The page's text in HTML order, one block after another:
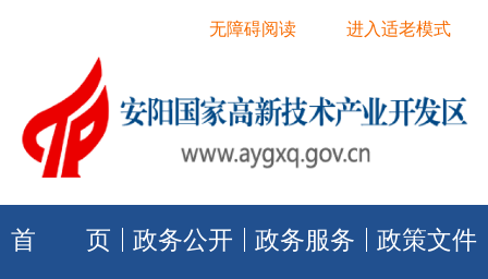
进入适老模式
无障碍阅读
首 页 政务公开 政务服务
政策文件